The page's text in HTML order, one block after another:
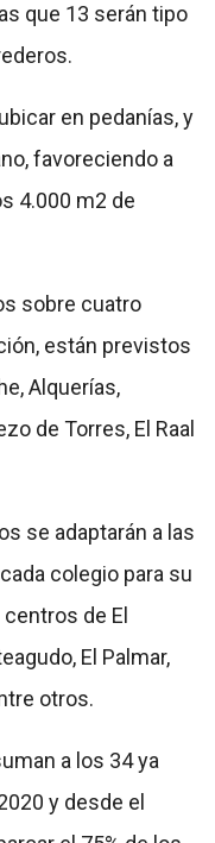
que 13 serán tipo
en pedanías, y
favoreciendo a
4.000 m2 de
sobre cuatro
están previstos
Alquerías,
de Torres, El Raal
se adaptarán a las
colegio para su
de El
El Palmar,
otros.
a los 34 ya
y desde el